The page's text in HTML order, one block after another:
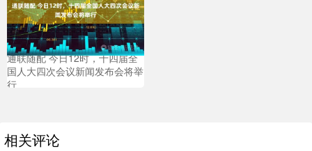
通联随配 今日12时，十四届全
国人大四次会议新闻发布会将举
行
相关评论